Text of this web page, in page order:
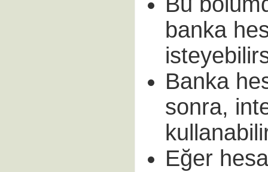
banka
Banka
sonra,
Eğer